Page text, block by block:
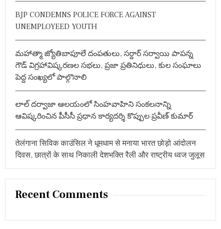
BJP CONDEMNS POLICE FORCE AGAINST
UNEMPLOYEED YOUTH
మహాత్మా జ్యోతిబాపూలే దంపతులు, సర్దార్ సర్వాయి పాపన్న
గౌడ్ విగ్రహావిష్కరణల సభలు, ప్రజా ప్రతినిధులు, కుల సంఘాలు
పెద్ద సంఖ్యలో పాల్గొనాలి
లాల్ దర్వాజా ఆలయంలో సింహవాహిని సంకలనాన్ని
ఆవిష్కరించిన పీసీసీ ప్రధాన కార్యదర్శి కొప్పుల ప్రవీణ్ కుమార్
तेलंगाना सिविक काउंसिल ने धूमधाम से मनाया भारत छोड़ो आंदोलन
दिवस, छात्रों के साथ निकाली देशभक्ति रैली और राष्ट्रीय ध्वज जुलूस
Recent Comments